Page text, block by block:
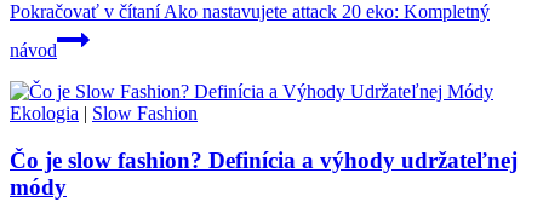
Pokračovať v čítaníAko nastavujete attack 20 eko: Kompletný
návod
Ekologia Slow Fashion
Čo je slow fashion? Definícia a výhody udržateľnej
módy